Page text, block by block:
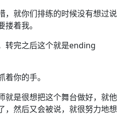
，就你们排练的时候没有想过说
着我。
转完之后这个就是ending
你的手。
就是很想把这个舞台做好，就他
，然后又会被说，就很努力地想